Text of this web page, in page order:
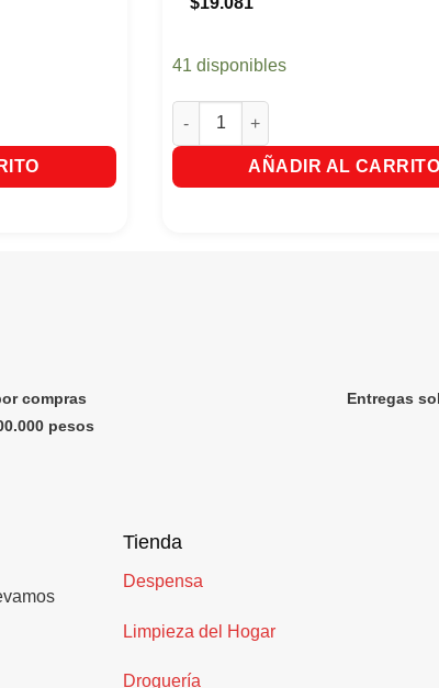
Breeze cantidad
41 disponibles
Glade Auto Sport Repuesto Nitro
AÑADIR AL CARRITO
compras
pesos
Entregas
Tienda
Despensa
Limpieza del Hogar
Droguería